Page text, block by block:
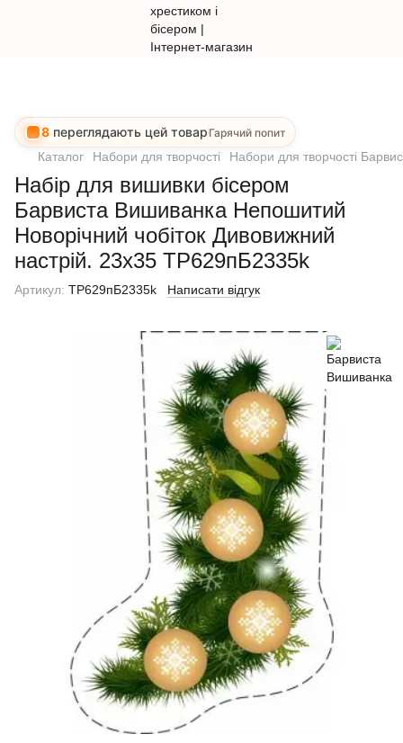
8 переглядають цей товар Гарячий попит
Каталог Набори для творчості Набори для творчості
Набір для вишивки бісером
Барвиста Вишиванка Непошитий
Новорічний чобіток Дивовижний
настрій. 23х35 ТР629пБ2335k
Артикул: ТР629пБ2335k Написати відгук